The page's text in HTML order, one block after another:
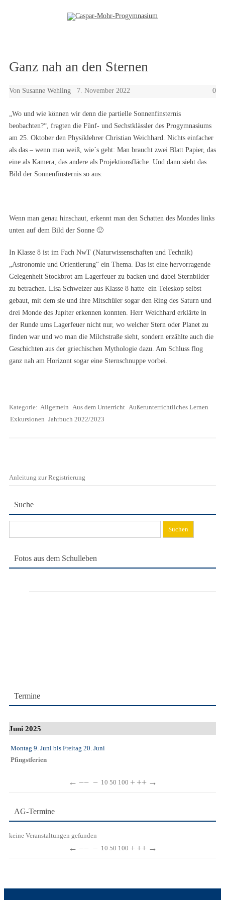
Ganz nah an den Sternen
Von Susanne Wehling 7. November 2022 0
„Wo und wie können wir denn die partielle Sonnenfinsternis
beobachten?“, fragten die Fünf- und Sechstklässler des Progymnasiums
am 25. Oktober den Physiklehrer Christian Weichhard. Nichts einfacher
als das – wenn man weiß, wie´s geht: Man braucht zwei Blatt Papier, das
eine als Kamera, das andere als Projektionsfläche. Und dann sieht das
Bild der Sonnenfinsternis so aus:
Wenn man genau hinschaut, erkennt man den Schatten des Mondes links
unten auf dem Bild der Sonne 🙂
In Klasse 8 ist im Fach NwT (Naturwissenschaften und Technik)
„Astronomie und Orientierung“ ein Thema. Das ist eine hervorragende
Gelegenheit Stockbrot am Lagerfeuer zu backen und dabei Sternbilder
zu betrachen. Lisa Schweizer aus Klasse 8 hatte ein Teleskop selbst
gebaut, mit dem sie und ihre Mitschüler sogar den Ring des Saturn und
drei Monde des Jupiter erkennen konnten. Herr Weichhard erklärte in
der Runde ums Lagerfeuer nicht nur, wo welcher Stern oder Planet zu
finden war und wo man die Milchstraße sieht, sondern erzählte auch die
Geschichten aus der griechischen Mythologie dazu. Am Schluss flog
ganz nah am Horizont sogar eine Sternschnuppe vorbei.
Kategorie: Allgemein Aus dem Unterricht Außerunterrichtliches Lernen
Exkursionen Jahrbuch 2022/2023
Anleitung zur Registrierung
Suche
nach:
Fotos aus dem Schulleben
Termine
Juni 2025
Montag 9. Juni bis Freitag 20. Juni
Pfingstferien
← −− − 10 50 100 + ++ →
AG-Termine
keine Veranstaltungen gefunden
← −− − 10 50 100 + ++ →